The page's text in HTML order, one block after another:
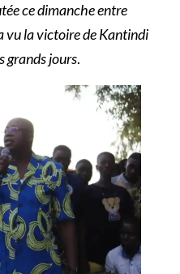
ce dimanche entre
vu la victoire de Kantindi
grands jours.